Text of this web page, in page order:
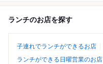
ランチのお店を探す
子連れでランチができるお店
ランチができる日曜営業のお店